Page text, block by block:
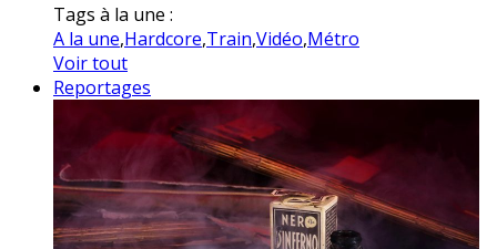
Tags à la une :
A la une,Hardcore,Train,Vidéo,Métro
Voir tout
Reportages